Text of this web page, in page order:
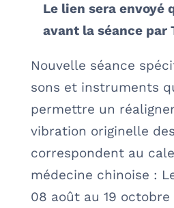
Le lien sera envoyé
avant la séance par
Nouvelle séance
sons et instruments
permettre un
vibration originelle
correspondent au
médecine chinoise :
08 août au 19 octobre